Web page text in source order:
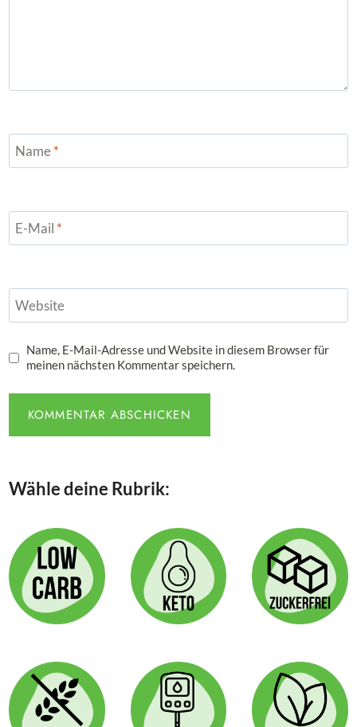
Name*
E-Mail *
Website
Name, E-Mail-Adresse und Website in diesem Browser für
meinen nächsten Kommentar speichern.
Wähle deine Rubrik: